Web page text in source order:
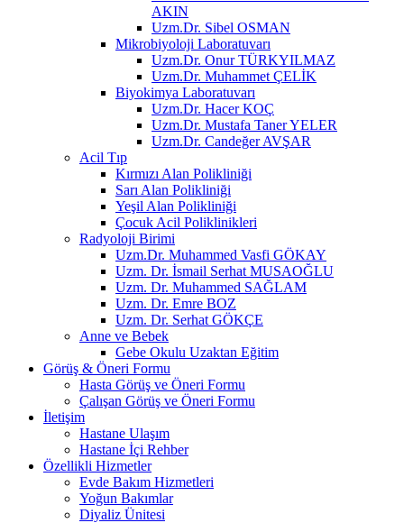
AKIN
Uzm.Dr. Sibel OSMAN
Mikrobiyoloji Laboratuvarı
Uzm.Dr. Onur TÜRKYILMAZ
Uzm.Dr. Muhammet ÇELİK
Biyokimya Laboratuvarı
Uzm.Dr. Hacer KOÇ
Uzm.Dr. Mustafa Taner YELER
Uzm.Dr. Candeğer AVŞAR
Acil Tıp
Kırmızı Alan Polikliniği
Sarı Alan Polikliniği
Yeşil Alan Polikliniği
Çocuk Acil Poliklinikleri
Radyoloji Birimi
Uzm.Dr. Muhammed Vasfi GÖKAY
Uzm. Dr. İsmail Serhat MUSAOĞLU
Uzm. Dr. Muhammed SAĞLAM
Uzm. Dr. Emre BOZ
Uzm. Dr. Serhat GÖKÇE
Anne ve Bebek
Gebe Okulu Uzaktan Eğitim
Görüş & Öneri Formu
Hasta Görüş ve Öneri Formu
Çalışan Görüş ve Öneri Formu
İletişim
Hastane Ulaşım
Hastane İçi Rehber
Özellikli Hizmetler
Evde Bakım Hizmetleri
Yoğun Bakımlar
Diyaliz Ünitesi